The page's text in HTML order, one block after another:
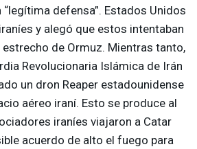
“legítima defensa”. Estados Unidos
y alegó que estos intentaban
de Ormuz. Mientras tanto,
Revolucionaria Islámica de Irán
un dron Reaper estadounidense
aéreo iraní. Esto se produce al
iraníes viajaron a Catar
acuerdo de alto el fuego para